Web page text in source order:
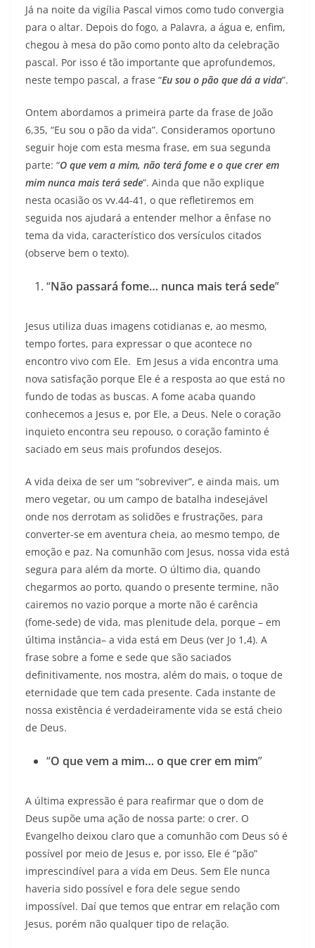
Já na noite da vigília Pascal vimos como tudo convergia
para o altar. Depois do fogo, a Palavra, a água e, enfim,
chegou à mesa do pão como ponto alto da celebração
pascal. Por isso é tão importante que aprofundemos,
neste tempo pascal, a frase “Eu sou o pão que dá a vida”.
Ontem abordamos a primeira parte da frase de João
6,35, “Eu sou o pão da vida”. Consideramos oportuno
seguir hoje com esta mesma frase, em sua segunda
parte: “O que vem a mim, não terá fome e o que crer em
mim nunca mais terá sede”. Ainda que não explique
nesta ocasião os vv.44-41, o que refletiremos em
seguida nos ajudará a entender melhor a ênfase no
tema da vida, característico dos versículos citados
(observe bem o texto).
“Não passará fome… nunca mais terá sede”
Jesus utiliza duas imagens cotidianas e, ao mesmo,
tempo fortes, para expressar o que acontece no
encontro vivo com Ele. Em Jesus a vida encontra uma
nova satisfação porque Ele é a resposta ao que está no
fundo de todas as buscas. A fome acaba quando
conhecemos a Jesus e, por Ele, a Deus. Nele o coração
inquieto encontra seu repouso, o coração faminto é
saciado em seus mais profundos desejos.
A vida deixa de ser um “sobreviver”, e ainda mais, um
mero vegetar, ou um campo de batalha indesejável
onde nos derrotam as solidões e frustrações, para
converter-se em aventura cheia, ao mesmo tempo, de
emoção e paz. Na comunhão com Jesus, nossa vida está
segura para além da morte. O último dia, quando
chegarmos ao porto, quando o presente termine, não
cairemos no vazio porque a morte não é carência
(fome-sede) de vida, mas plenitude dela, porque – em
última instância– a vida está em Deus (ver Jo 1,4). A
frase sobre a fome e sede que são saciados
definitivamente, nos mostra, além do mais, o toque de
eternidade que tem cada presente. Cada instante de
nossa existência é verdadeiramente vida se está cheio
de Deus.
“O que vem a mim… o que crer em mim”
A última expressão é para reafirmar que o dom de
Deus supõe uma ação de nossa parte: o crer. O
Evangelho deixou claro que a comunhão com Deus só é
possível por meio de Jesus e, por isso, Ele é “pão”
imprescindível para a vida em Deus. Sem Ele nunca
haveria sido possível e fora dele segue sendo
impossível. Daí que temos que entrar em relação com
Jesus, porém não qualquer tipo de relação.